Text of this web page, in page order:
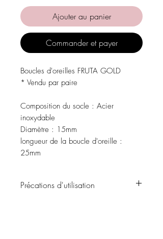
Ajouter au panier
Commander et payer
Boucles d'oreilles FRUTA GOLD
* Vendu par paire
Composition du socle : Acier
inoxydable
Diamètre : 15mm
longueur de la boucle d'oreille :
25mm
Précations d'utilisation